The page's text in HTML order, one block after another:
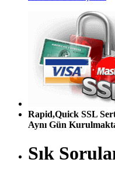
Rapid,Quick SSL
Aynı Gün
Sık